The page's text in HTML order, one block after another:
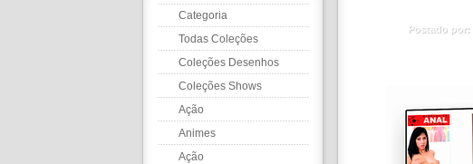
Categoria
Todas Coleções
Coleções Desenhos
Coleções Shows
Ação
Animes
Ação
Postado por: